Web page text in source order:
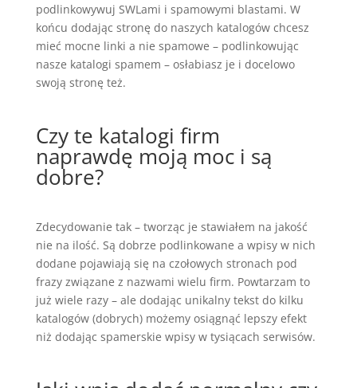
podlinkowywuj SWLami i spamowymi blastami. W
końcu dodając stronę do naszych katalogów chcesz
mieć mocne linki a nie spamowe – podlinkowując
nasze katalogi spamem – osłabiasz je i docelowo
swoją stronę też.
Czy te katalogi firm
naprawdę moją moc i są
dobre?
Zdecydowanie tak – tworząc je stawiałem na jakość
nie na ilość. Są dobrze podlinkowane a wpisy w nich
dodane pojawiają się na czołowych stronach pod
frazy związane z nazwami wielu firm. Powtarzam to
już wiele razy – ale dodając unikalny tekst do kilku
katalogów (dobrych) możemy osiągnąć lepszy efekt
niż dodając spamerskie wpisy w tysiącach serwisów.